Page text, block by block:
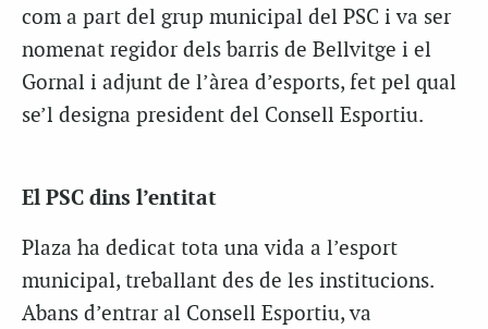
com a part del grup municipal del PSC i va ser
nomenat regidor dels barris de Bellvitge i el
Gornal i adjunt de l’àrea d’esports, fet pel qual
se’l designa president del Consell Esportiu.
El PSC dins l’entitat
Plaza ha dedicat tota una vida a l’esport
municipal, treballant des de les institucions.
Abans d’entrar al Consell Esportiu, va